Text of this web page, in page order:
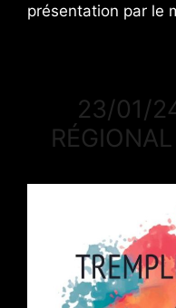
présentation par le
23/01/